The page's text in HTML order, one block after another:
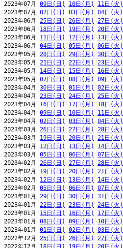
2023年07月 09日(日) 10日(月) 11日(火)
2023年07月 02日(日) 03日(月) 04日(火)
2023年06月 25日(日) 26日(月) 27日(火)
2023年06月 18日(日) 19日(月) 20日(火)
2023年06月 11日(日) 12日(月) 13日(火)
2023年06月 04日(日) 05日(月) 06日(火)
2023年05月 28日(日) 29日(月) 30日(火)
2023年05月 21日(日) 22日(月) 23日(火)
2023年05月 14日(日) 15日(月) 16日(火)
2023年05月 07日(日) 08日(月) 09日(火)
2023年04月 30日(日) 01日(月) 02日(火)
2023年04月 23日(日) 24日(月) 25日(火)
2023年04月 16日(日) 17日(月) 18日(火)
2023年04月 09日(日) 10日(月) 11日(火)
2023年04月 02日(日) 03日(月) 04日(火)
2023年03月 26日(日) 27日(月) 28日(火)
2023年03月 19日(日) 20日(月) 21日(火)
2023年03月 12日(日) 13日(月) 14日(火)
2023年03月 05日(日) 06日(月) 07日(火)
2023年02月 26日(日) 27日(月) 28日(火)
2023年02月 19日(日) 20日(月) 21日(火)
2023年02月 12日(日) 13日(月) 14日(火)
2023年02月 05日(日) 06日(月) 07日(火)
2023年01月 29日(日) 30日(月) 31日(火)
2023年01月 22日(日) 23日(月) 24日(火)
2023年01月 15日(日) 16日(月) 17日(火)
2023年01月 08日(日) 09日(月) 10日(火)
2023年01月 01日(日) 02日(月) 03日(火)
2022年12月 25日(日) 26日(月) 27日(火)
2022年12月 18日(日) 19日(月) 20日(火)